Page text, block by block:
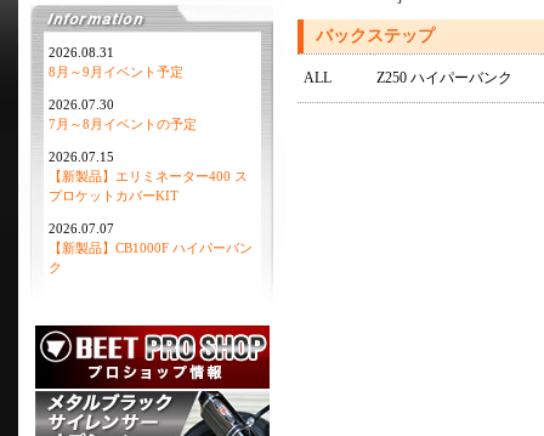
2026.08.31
8月～9月イベント予定
2026.07.30
7月～8月イベントの予定
2026.07.15
【新製品】エリミネーター400 ス
プロケットカバーKIT
2026.07.07
【新製品】CB1000F ハイパーバン
ク
バックステップ
ALL Z250 ハイパーバンク